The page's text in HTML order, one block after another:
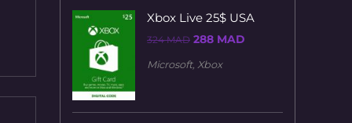
Xbox Live 25$ USA
324MAD Le
initial
était :
288 MAD
Microsoft, Xbox